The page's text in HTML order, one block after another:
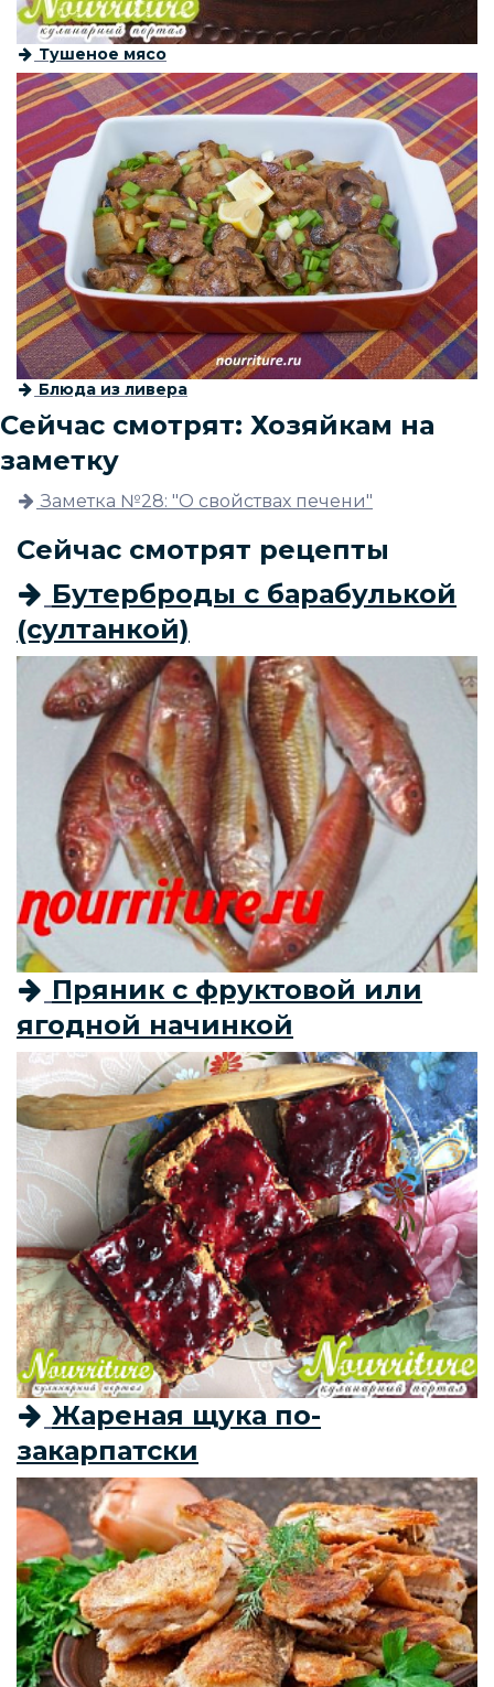
Тушеное мясо
Блюда из ливера
Сейчас смотрят: Хозяйкам на
заметку
Заметка №28: "О свойствах печени"
Сейчас смотрят рецепты
Бутерброды с барабулькой
(султанкой)
Пряник с фруктовой или
ягодной начинкой
Жареная щука по-
закарпатски